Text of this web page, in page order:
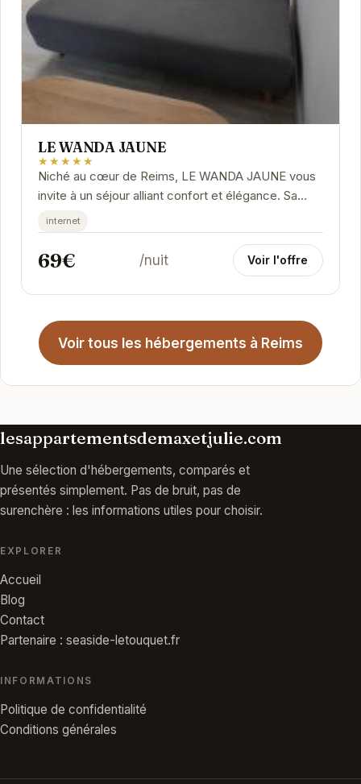
LE WANDA JAUNE
★★★★★
Niché au cœur de Reims, LE WANDA JAUNE vous
invite à un séjour alliant confort et élégance. Sa
situation privilégiée vous permettra de...
internet
69€ /nuit Voir l'offre
Voir tous les hébergements à Reims
lesappartementsdemaxetjulie.com
Une sélection d'hébergements, comparés et
présentés simplement. Pas de bruit, pas de
surenchère : les informations utiles pour choisir.
EXPLORER
Accueil
Blog
Contact
Partenaire : seaside-letouquet.fr
INFORMATIONS
Politique de confidentialité
Conditions générales